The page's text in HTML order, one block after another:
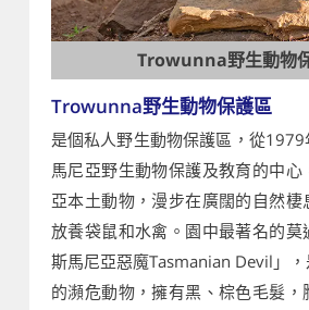
Trowunna野生動物
Trowunna野生動物保護區
是個私人野生動物保護區，從
馬尼亞野生動物保護及教育的中心
亞本土動物，漫步在廣闊的自然棲
放養袋鼠和水禽。園中最著名的莫
斯馬尼亞惡魔Tasmanian Devil」
的瀕危動物，擁有黑、棕色毛髮，